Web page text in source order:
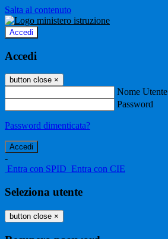
Salta al contenuto
Accedi
Accedi
button close ×
Nome Utente
Password
Password dimenticata?
-
Entra con SPID Entra con CIE
Seleziona utente
button close ×